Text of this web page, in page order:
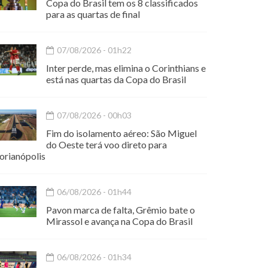
Copa do Brasil tem os 8 classificados
para as quartas de final
07/08/2026 - 01h22
Inter perde, mas elimina o Corinthians e
está nas quartas da Copa do Brasil
07/08/2026 - 00h03
Fim do isolamento aéreo: São Miguel
do Oeste terá voo direto para
06/08/2026 - 01h44
Pavon marca de falta, Grêmio bate o
Mirassol e avança na Copa do Brasil
06/08/2026 - 01h34